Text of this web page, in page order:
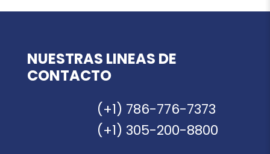
NUESTRAS LINEAS DE
CONTACTO
(+1) 786-776-7373
(+1) 305-200-8800